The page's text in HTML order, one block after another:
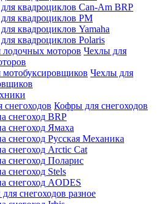
квадроциклов Can-Am BRP
квадроциклов РМ
квадроциклов Yamaha
квадроциклов Polaris
Чехлы для
Чехлы для
Кофры для снегоходов
снегоход BRP
снегоход Ямаха
снегоход Русская Механика
снегоход Arctic Cat
снегоход Поларис
снегоход Stels
снегоход AODES
снегоходов разное